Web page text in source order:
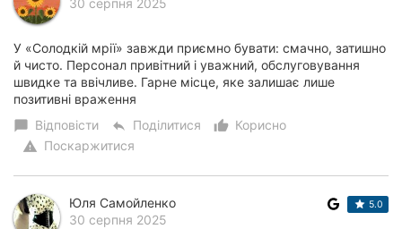
30 серпня 2025
У «Солодкій мрії» завжди приємно бувати: смачно, затишно
й чисто. Персонал привітний і уважний, обслуговування
швидке та ввічливе. Гарне місце, яке залишає лише
позитивні враження
chat_bubble Відповісти reply Поділитися thumb_up_alt
Корисно
warning Поскаржитися
Юля Самойленко
30 серпня 2025
5.0